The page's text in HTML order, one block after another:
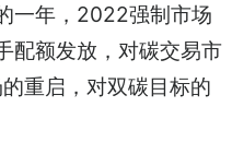
一年，2022强制市场
配额发放，对碳交易市
重启，对双碳目标的